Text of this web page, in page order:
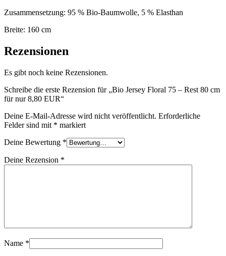
Zusammensetzung: 95 % Bio-Baumwolle, 5 % Elasthan
Breite: 160 cm
Rezensionen
Es gibt noch keine Rezensionen.
Schreibe die erste Rezension für „Bio Jersey Floral 75 – Rest 80 cm
für nur 8,80 EUR“
Deine E-Mail-Adresse wird nicht veröffentlicht. Erforderliche
Felder sind mit * markiert
Deine Bewertung *
Deine Rezension *
Name *